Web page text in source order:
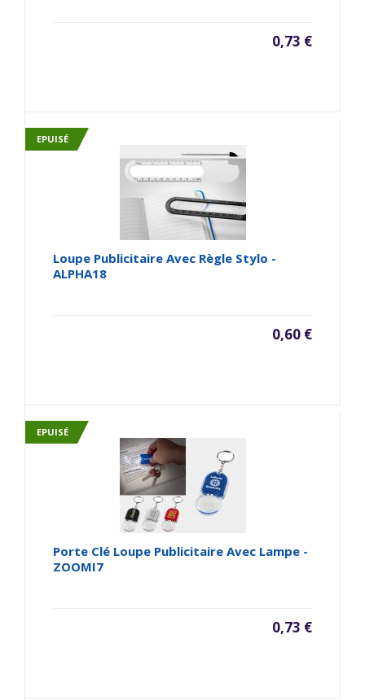
0,73 €
EPUISÉ
Loupe Publicitaire Avec Règle Stylo -
ALPHA18
0,60 €
EPUISÉ
Porte Clé Loupe Publicitaire Avec Lampe -
ZOOMI7
0,73 €